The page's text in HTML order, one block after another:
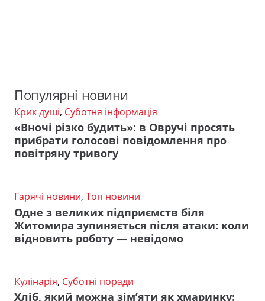
Популярні новини
Крик душі, Суботня інформація
«Вночі різко будить»: в Овручі просять
прибрати голосові повідомлення про
повітряну тривогу
Гарячі новини, Топ новини
Одне з великих підприємств біля
Житомира зупиняється після атаки: коли
відновить роботу — невідомо
Кулінарія, Суботні поради
Хліб, який можна зім’яти як хмаринку: